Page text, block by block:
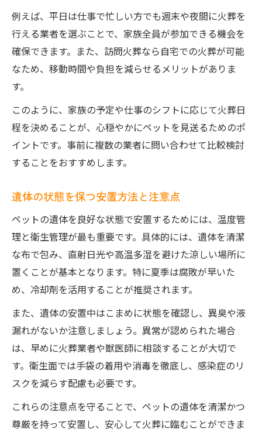
例えば、平日は仕事で忙しい方でも週末や夜間に火葬を
行える業者を選ぶことで、家族全員が参加できる機会を
確保できます。また、訪問火葬なら自宅での火葬が可能
なため、移動時間や負担を減らせるメリットがありま
す。
このように、家族の予定や仕事のシフトに応じて火葬日
程を決めることが、心穏やかにペットを見送るためのポ
イントです。事前に複数の業者に問い合わせて比較検討
することをおすすめします。
遺体の状態を保つ安置方法と注意点
ペットの遺体を良好な状態で安置するためには、温度管
理と衛生管理が最も重要です。具体的には、遺体を清潔
な布で包み、直射日光や高温多湿を避けた涼しい場所に
置くことが基本となります。特に夏季は腐敗が早いた
め、冷却剤を活用することが推奨されます。
また、遺体の安置中はこまめに状態を確認し、異臭や液
漏れがないか注意しましょう。異常が認められた場合
は、早めに火葬業者や獣医師に相談することが大切で
す。衛生面では手袋の着用や消毒を徹底し、感染症のリ
スクを減らす配慮も必要です。
これらの注意点を守ることで、ペットの遺体を清潔かつ
尊厳を持って安置し、安心して火葬に臨むことができま